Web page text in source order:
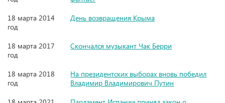
18 марта 2014
год
День возвращения Крыма
18 марта 2017
год
Скончался музыкант Чак Берри
18 марта 2018
год
На президентских выборах вновь победил
Владимир Владимирович Путин